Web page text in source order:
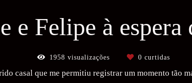
e Felipe à espera
1958 visualizações 0 curtidas
casal que me permitiu registrar um momento tão